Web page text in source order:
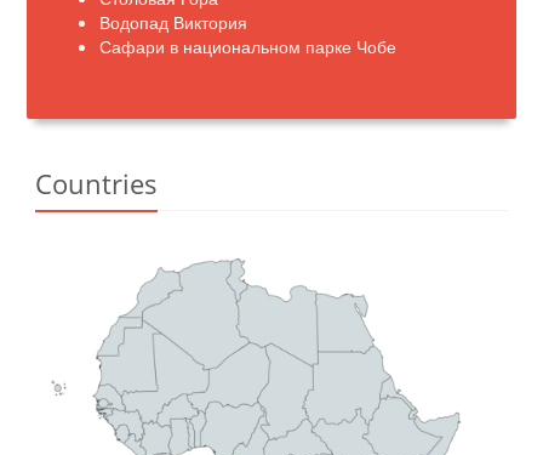
Водопад Виктория
Сафари в национальном парке Чобе
Countries